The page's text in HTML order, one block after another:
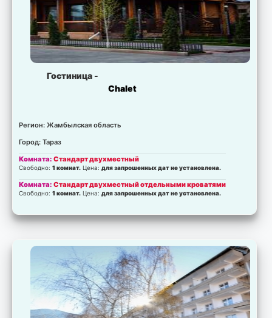
Гостиница -
Chalet
Регион: Жамбылская область
Город: Тараз
Комната:Стандарт двухместный
Свободно:1 комнат. Цена:для запрошенных дат не установлена.
Комната:Стандарт двухместный отдельными кроватями
Свободно:1 комнат. Цена:для запрошенных дат не установлена.